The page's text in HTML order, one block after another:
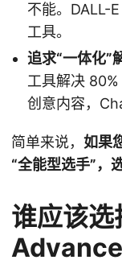
不能。DALL-
工具。
追求“一体化”
工具解决
创意内容，
简单来说， 如果
“全能型选手”，
谁应该